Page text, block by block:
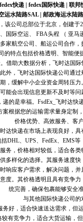
fedex快递| fedex国际快递| 联邦
运水陆路SAL| 邮政海运水陆路
该公司总部位于北京，创建
国际空运、 FBA头程 （ 亚
家航空公司、船运公司合作
的特点包括价格透明、智能
借助大数据分析，飞时达国
外，飞时达国际快递公司通
，缓解中小企业资金周转压
能会出现信息更新不及时等
的是幸福。FsdEx_飞时达
案根据您的运输需求量身定制
价格优势、高效服务、客
达快递在市场上表现良好，
DHL、UPS、FedEx、EMS
务，价格相对较低，适合各
多样化的选择。其服务速度
响应客户需求，解决问题，
度。其价格透明且具有竞争
统完善，确保包裹能够安全
与其他国际快递公司的
务好，适合快速送达需求，但
较有竞争力，适合大货运输，